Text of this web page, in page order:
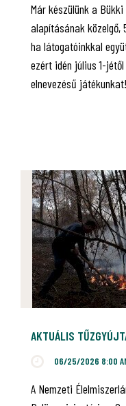
Már készülünk a
alapításának közelgő,
ha látogatóinkkal
ezért idén július 1-
elnevezésű játékunkat!
AKTUÁLIS
06/25/2026 8:00
A Nemzeti